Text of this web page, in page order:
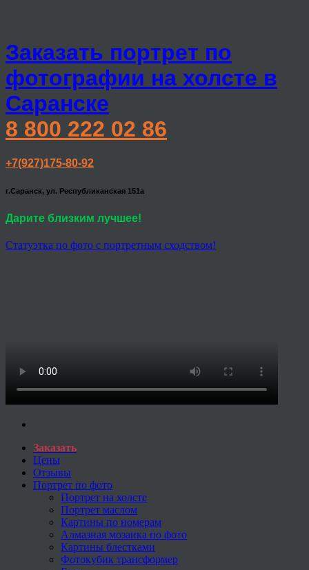
Заказать портрет по
фотографии на холсте в
Саранске
8 800 222 02 86
+7(927)175-80-92
г.Саранск, ул. Республиканская 151а
Дарите близким лучшее!
Статуэтка по фото с портретным сходством!
Заказать
Цены
Отзывы
Портрет по фото
Портрет на холсте
Портрет маслом
Картины по номерам
Алмазная мозаика по фото
Картины блестками
Фотокубик трансформер